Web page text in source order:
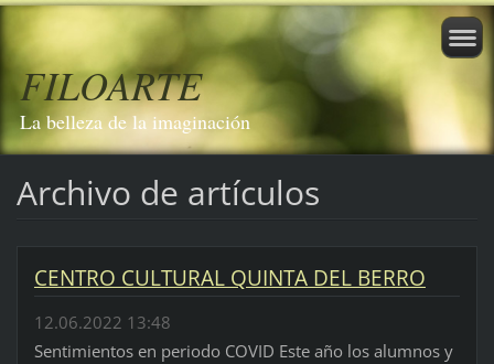
FILOARTE
La belleza de la imaginación
Archivo de artículos
CENTRO CULTURAL QUINTA DEL BERRO
12.06.2022 13:48
Sentimientos en periodo COVID Este año los alumnos y